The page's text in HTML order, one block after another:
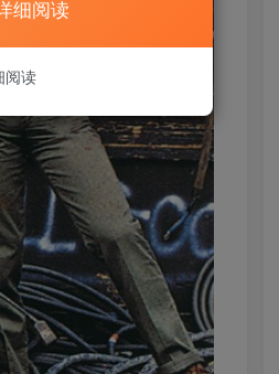
细阅读
阅读